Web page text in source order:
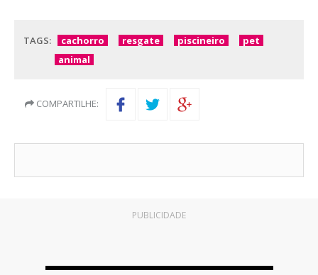
TAGS: cachorro resgate piscineiro
pet
animal
COMPARTILHE:
PUBLICIDADE